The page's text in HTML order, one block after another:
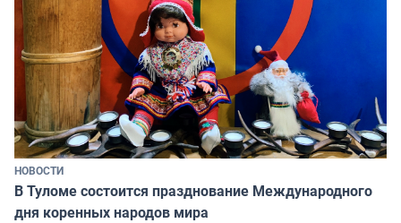
НОВОСТИ
В Туломе состоится празднование Международного
дня коренных народов мира